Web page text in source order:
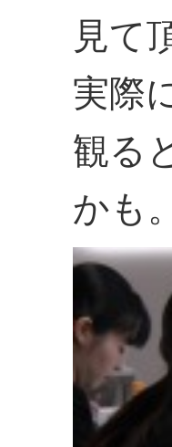
見て
実際
観る
かも。